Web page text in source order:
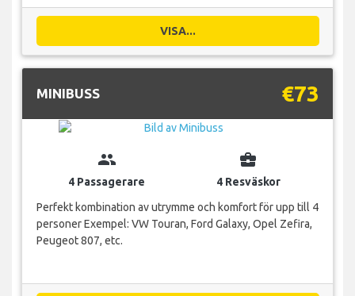
VISA...
MINIBUSS €73
group
4 Passagerare
business_center
4 Resväskor
Perfekt kombination av utrymme och komfort för upp till 4
personer Exempel: VW Touran, Ford Galaxy, Opel Zefira,
Peugeot 807, etc.